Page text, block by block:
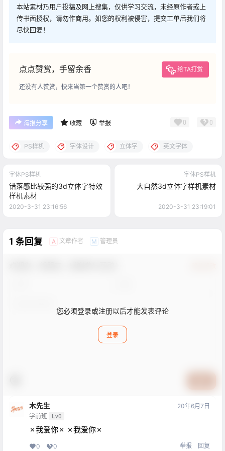
本站素材乃用户投稿及网上搜集，仅供学习交流，未经原作者或上
传书面授权，请勿作商用。如您的权利被侵害，提交工单后我们将
尽快回复！
点点赞赏，手留余香 给TA打赏
还没有人赞赏，快来当第一个赞赏的人吧！
海报分享 收藏 举报 0 0
PS样机 字体设计 立体字 英文字体
字体PS样机
错落感比较强的3d立体字特效
样机素材
2020-3-31 23:16:56
字体PS样机
大自然3d立体字样机素材
2020-3-31 23:19:01
1 条回复 A 文章作者 M 管理员
您必须登录或注册以后才能发表评论
登录
木先生
学前班 Lv0
20年6月7日
✗我爱你✗ ✗我爱你✗
0 0 举报 回复